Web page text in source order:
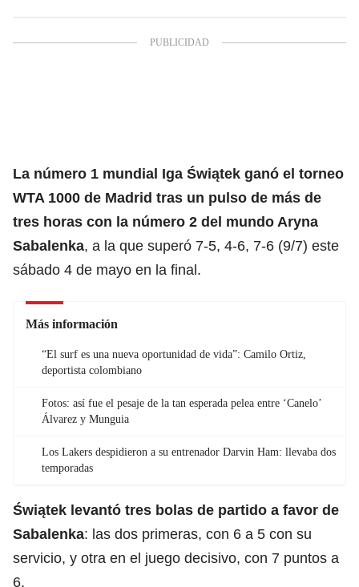
La número 1 mundial Iga Świątek ganó el torneo
WTA 1000 de Madrid tras un pulso de más de
tres horas con la número 2 del mundo Aryna
Sabalenka, a la que superó 7-5, 4-6, 7-6 (9/7) este
sábado 4 de mayo en la final.
Más información
“El surf es una nueva oportunidad de vida”: Camilo Ortiz,
deportista colombiano
Fotos: así fue el pesaje de la tan esperada pelea entre ‘Canelo’
Álvarez y Munguia
Los Lakers despidieron a su entrenador Darvin Ham: llevaba dos
temporadas
Świątek levantó tres bolas de partido a favor de
Sabalenka: las dos primeras, con 6 a 5 con su
servicio, y otra en el juego decisivo, con 7 puntos a
6.